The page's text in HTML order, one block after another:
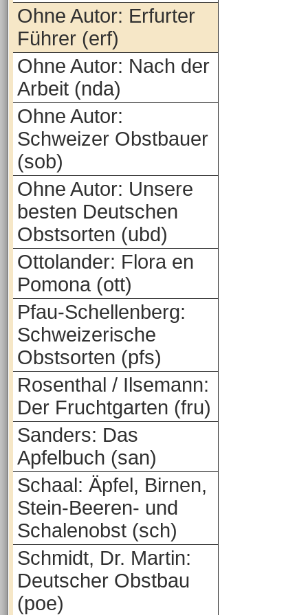
Ohne Autor: Erfurter
Führer (erf)
Ohne Autor: Nach der
Arbeit (nda)
Ohne Autor:
Schweizer Obstbauer
(sob)
Ohne Autor: Unsere
besten Deutschen
Obstsorten (ubd)
Ottolander: Flora en
Pomona (ott)
Pfau-Schellenberg:
Schweizerische
Obstsorten (pfs)
Rosenthal / Ilsemann:
Der Fruchtgarten (fru)
Sanders: Das
Apfelbuch (san)
Schaal: Äpfel, Birnen,
Stein-Beeren- und
Schalenobst (sch)
Schmidt, Dr. Martin:
Deutscher Obstbau
(poe)